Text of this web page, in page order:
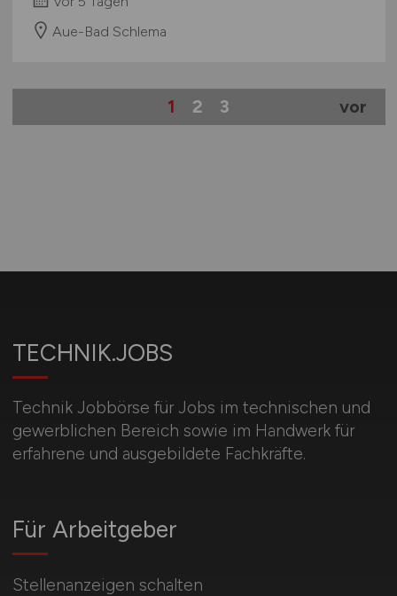
Aue-Bad Schlema
1 2 3 vor
TECHNIK.JOBS
Technik Jobbörse für Jobs im technischen und
gewerblichen Bereich sowie im Handwerk für
erfahrene und ausgebildete Fachkräfte.
Für Arbeitgeber
Stellenanzeigen schalten